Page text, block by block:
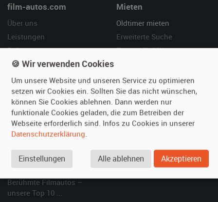
film-autos.com
Über uns
Leistungen
Referenzen
Kundenmeinungen
Mieten
Oldtimer mieten
Erweiterte Suche
Fragen für Mieter
Vermieten
Oldtimer anmelden
Fotos senden
Fragen für Vermieter
Hilfe
Häufige Fragen (FAQ)
So funktioniert's
Berühmte Filmautos –
unsere Top 10 ...
🍪 Wir verwenden Cookies
Um unsere Website und unseren Service zu optimieren
setzen wir Cookies ein. Sollten Sie das nicht wünschen,
können Sie Cookies ablehnen. Dann werden nur
funktionale Cookies geladen, die zum Betreiben der
Webseite erforderlich sind. Infos zu Cookies in unserer
Datenschutzerklärung.
Einstellungen Alle ablehnen Akzeptieren